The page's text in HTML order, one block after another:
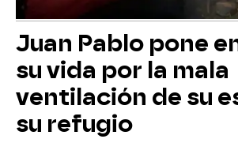
Juan Pablo pone
su vida por la mala
ventilación de su
su refugio